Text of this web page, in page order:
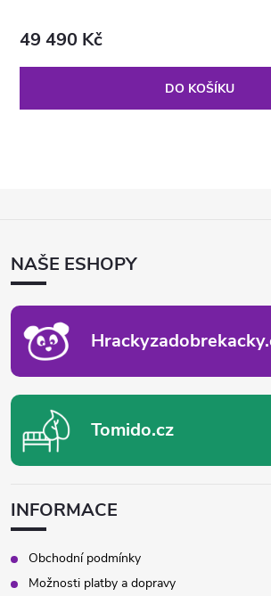
49 490 Kč
DO KOŠÍKU
ANAŠE ESHOPY
Tomido.cz
INFORMACE
Obchodní podmínky
Možnosti platby a dopravy